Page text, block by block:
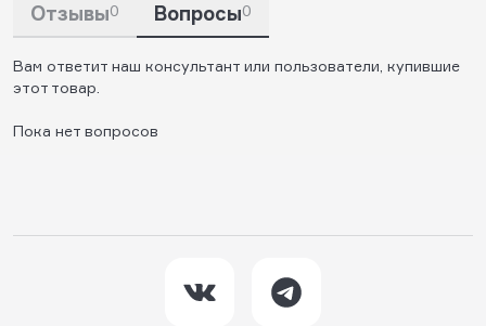
Отзывы0 Вопросы0
Вам ответит наш консультант или пользователи, купившие
этот товар.
Пока нет вопросов